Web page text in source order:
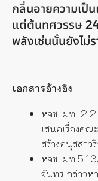
กลิ่นอายความเป็
แต่ต้นทศวรรษ
พลังเช่นนั้นยังไม่ร
เอกสารอ้างอิง
หจช. มท.
เสนอเรื่องคณ
สร้างอนุสสา
หจช. มท
จันทร กล่าวห